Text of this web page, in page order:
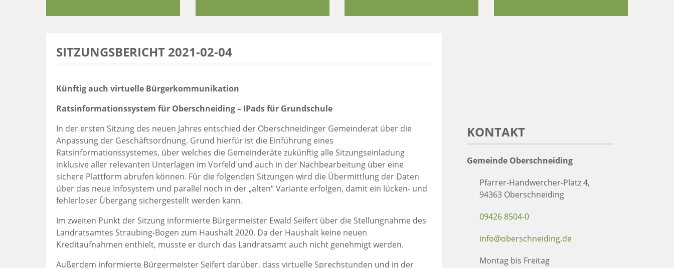
SITZUNGSBERICHT 2021-02-04
Künftig auch virtuelle Bürgerkommunikation
Ratsinformationssystem für Oberschneiding – IPads für Grundschule
In der ersten Sitzung des neuen Jahres entschied der Oberschneidinger Gemeinderat über die
Anpassung der Geschäftsordnung. Grund hierfür ist die Einführung eines
Ratsinformationssystemes, über welches die Gemeinderäte zukünftig alle Sitzungseinladung
inklusive aller relevanten Unterlagen im Vorfeld und auch in der Nachbearbeitung über eine
sichere Plattform abrufen können. Für die folgenden Sitzungen wird die Übermittlung der Daten
über das neue Infosystem und parallel noch in der „alten“ Variante erfolgen, damit ein lücken- und
fehlerloser Übergang sichergestellt werden kann.
Im zweiten Punkt der Sitzung informierte Bürgermeister Ewald Seifert über die Stellungnahme des
Landratsamtes Straubing-Bogen zum Haushalt 2020. Da der Haushalt keine neuen
Kreditaufnahmen enthielt, musste er durch das Landratsamt auch nicht genehmigt werden.
Außerdem informierte Bürgermeister Seifert darüber, dass virtuelle Sprechstunden und in der
KONTAKT
Gemeinde Oberschneiding
Pfarrer-Handwercher-Platz 4,
94363 Oberschneiding
09426 8504-0
info@oberschneiding.de
Montag bis Freitag